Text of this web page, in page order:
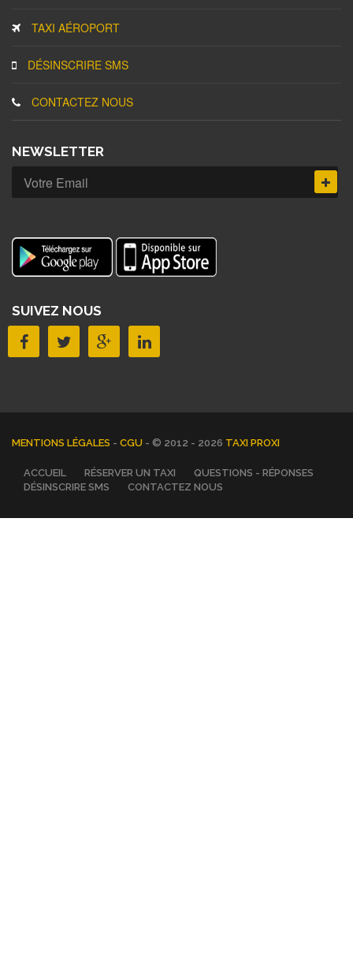
TAXI AÉROPORT
DÉSINSCRIRE SMS
CONTACTEZ NOUS
NEWSLETTER
SUIVEZ NOUS
MENTIONS LÉGALES - CGU - © 2012 - 2026 TAXI PROXI
ACCUEIL RÉSERVER UN TAXI
QUESTIONS - RÉPONSES
DÉSINSCRIRE SMS
CONTACTEZ NOUS